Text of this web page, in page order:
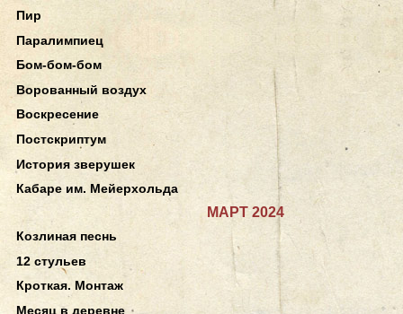
Пир
Паралимпиец
Бом-бом-бом
Ворованный воздух
Воскресение
Постскриптум
История зверушек
Кабаре им. Мейерхольда
МАРТ 2024
Козлиная песнь
12 стульев
Кроткая. Монтаж
Месяц в деревне